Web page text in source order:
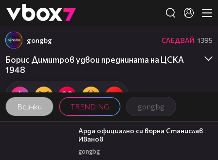
👾
Всички TRENDING gongbg
gongbg СЛЕДВАЙ 1395
Борис Димитров удвои преднината на ЦСКА
1948
00:19
Арда официално си върна Станислав
Иванов
gongbg